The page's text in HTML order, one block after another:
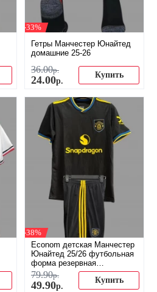
-33%
Гетры Манчестер Юнайтед
домашние 25-26
36.00р.
24.00р.
Купить
-38%
Econom детская Манчестер
Юнайтед 25/26 футбольная
форма резервная
(распродажа)
79.90р.
49.90р.
Купить